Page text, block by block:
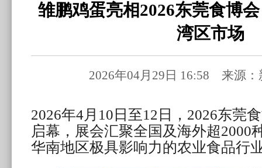
雏鹏鸡蛋亮相2026东莞食博
湾区市场
2026年04月29日 16:58 来源：
2026年4月10日至12日，2026东莞
启幕，展会汇聚全国及海外超2000
华南地区极具影响力的农业食品行